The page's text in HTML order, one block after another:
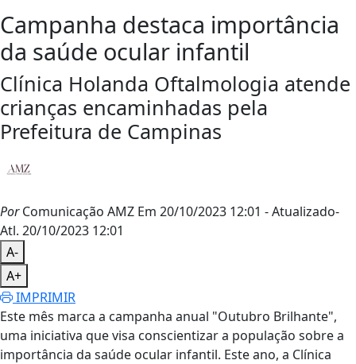
Campanha destaca importância
da saúde ocular infantil
Clínica Holanda Oftalmologia atende
crianças encaminhadas pela
Prefeitura de Campinas
PorComunicação AMZ Em 20/10/2023 12:01 - Atualizado-
Atl. 20/10/2023 12:01
A-
A+
IMPRIMIR
Este mês marca a campanha anual "Outubro Brilhante",
uma iniciativa que visa conscientizar a população sobre a
importância da saúde ocular infantil. Este ano, a Clínica